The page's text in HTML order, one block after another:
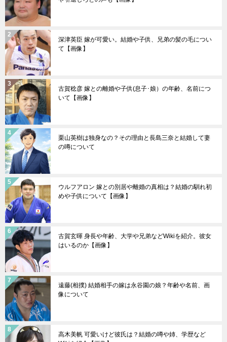
深津英臣 嫁が可愛い。結婚や子供、兄弟の髪の毛につい
て【画像】
古賀稔彦 嫁との離婚や子供(息子･娘）の年齢、名前につ
いて【画像】
栗山英樹は独身なの？その理由と長島三奈と結婚して妻
の噂について
ウルフアロン 嫁との別居や離婚の真相は？結婚の馴れ初
めや子供について【画像】
古賀玄暉 身長や年齢、大学や兄弟などWikiを紹介。彼女
はいるのか【画像】
遠藤(相撲) 結婚相手の嫁は永谷園の娘？年齢や名前、画
像について
高木美帆 可愛いけど彼氏は？結婚の噂や姉、学歴など